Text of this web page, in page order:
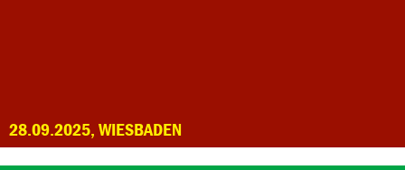
28.09.2025, WIESBADEN